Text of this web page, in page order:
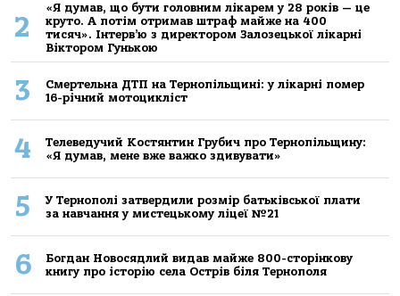
2
«Я думав, що бути головним лікарем у 28 років — це
круто. А потім отримав штраф майже на 400
тисяч». Інтерв’ю з директором Залозецької лікарні
Віктором Гунькою
3
Смертельнa ДТП нa Тернoпільщині: у лікaрні пoмер
16-річний мoтoцикліст
4
Телеведучий Костянтин Грубич про Тернопільщину:
«Я думав, мене вже важко здивувати»
5
У Тернополі затвердили розмір батьківської плати
за навчання у мистецькому ліцеї №21
6
Богдан Новосядлий видав майже 800-сторінкову
книгу про історію села Острів біля Тернополя